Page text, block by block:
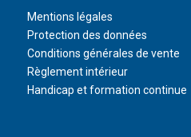
Mentions légales
Protection des données
Conditions générales de vente
Règlement intérieur
Handicap et formation continue